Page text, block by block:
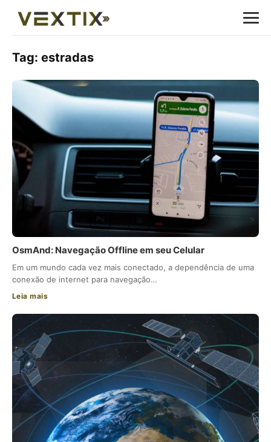
Tag: estradas
OsmAnd: Navegação Offline em seu Celular
Em um mundo cada vez mais conectado, a dependência de uma
conexão de internet para navegação…
Leia mais